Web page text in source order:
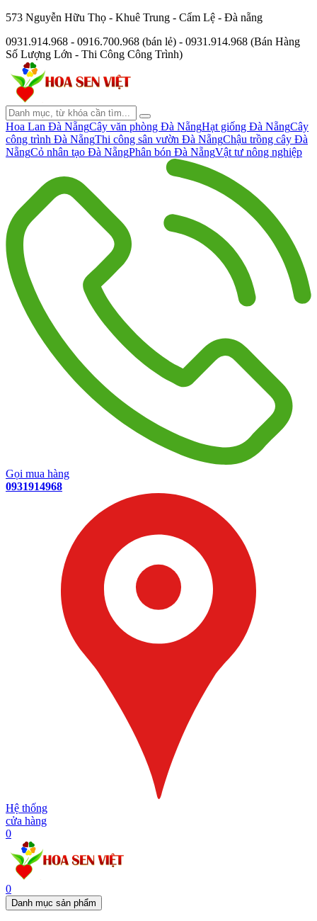
573 Nguyễn Hữu Thọ - Khuê Trung - Cẩm Lệ - Đà nẵng
0931.914.968 - 0916.700.968 (bán lẻ) - 0931.914.968 (Bán Hàng
Số Lượng Lớn - Thi Công Công Trình)
Hoa Lan Đà NẵngCây văn phòng Đà NẵngHạt giống Đà NẵngCây
công trình Đà NẵngThi công sân vườn Đà NẵngChậu trồng cây Đà
NẵngCỏ nhân tạo Đà NẵngPhân bón Đà NẵngVật tư nông nghiệp
Gọi mua hàng
0931914968
Hệ thống
cửa hàng
0
0
Danh mục sản phẩm